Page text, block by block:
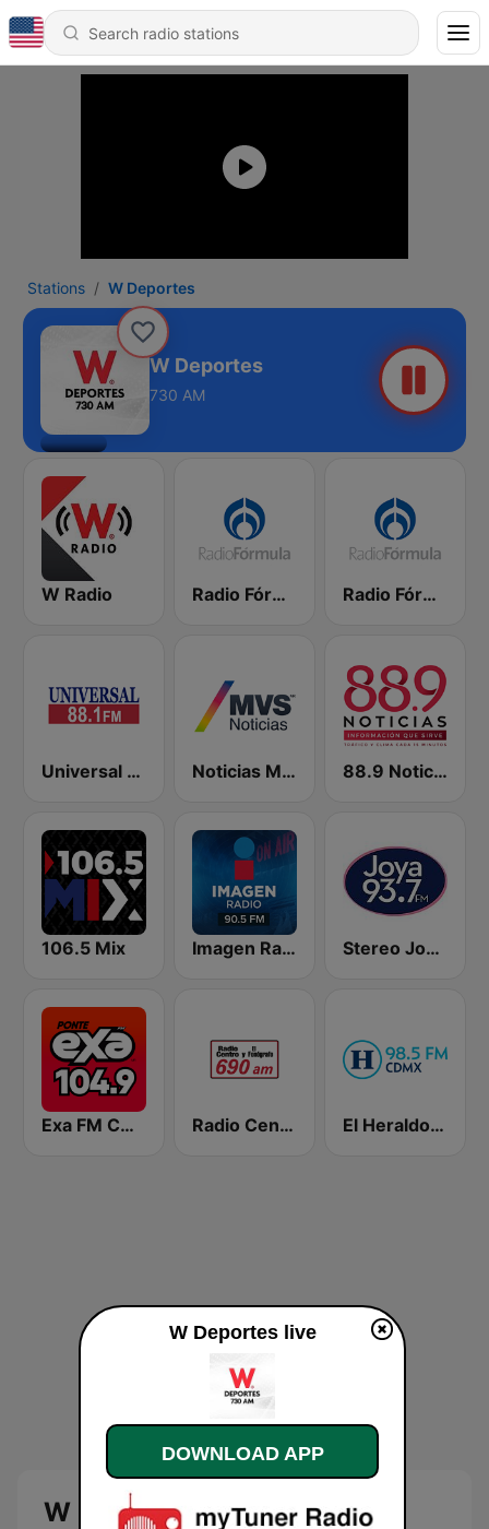
Stations W Deportes
W Deportes
730 AM
W Radio Radio Fórmula 103.3 FM Radio Fórmula 104.1 FM
Universal 88.1 FM Noticias MVS 88.9 Noticias
106.5 Mix Imagen Radio 90.5 FM Stereo Joya FM
Exa FM CDMX Radio Centro y El Fonógrafo El Heraldo de México
W Deportes
W Deportes live
DOWNLOAD APP